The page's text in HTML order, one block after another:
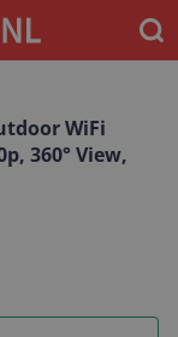
WiFi
360° View,